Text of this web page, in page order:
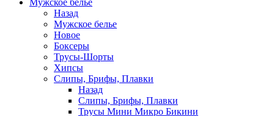
Мужское белье
Назад
Мужское белье
Новое
Боксеры
Трусы-Шорты
Хипсы
Слипы, Брифы, Плавки
Назад
Слипы, Брифы, Плавки
Трусы Мини Микро Бикини